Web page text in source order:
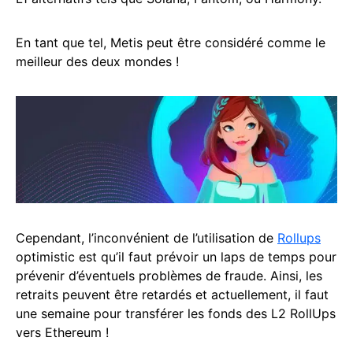
En tant que tel, Metis peut être considéré comme le
meilleur des deux mondes !
Cependant, l’inconvénient de l’utilisation de Rollups
optimistic est qu’il faut prévoir un laps de temps pour
prévenir d’éventuels problèmes de fraude. Ainsi, les
retraits peuvent être retardés et actuellement, il faut
une semaine pour transférer les fonds des L2 RollUps
vers Ethereum !